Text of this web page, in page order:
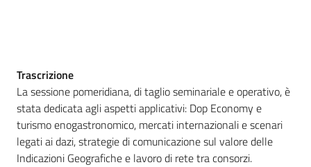
strade
dei
vini
e
dei
sapori
Trascrizione
La sessione pomeridiana, di taglio seminariale e operativo, è
stata dedicata agli aspetti applicativi: Dop Economy e
turismo enogastronomico, mercati internazionali e scenari
legati ai dazi, strategie di comunicazione sul valore delle
Indicazioni Geografiche e lavoro di rete tra consorzi.